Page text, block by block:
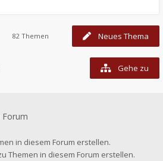
Neues Thema
82 Themen
Gehe zu
Forum
in diesem Forum erstellen.
Themen in diesem Forum erstellen.